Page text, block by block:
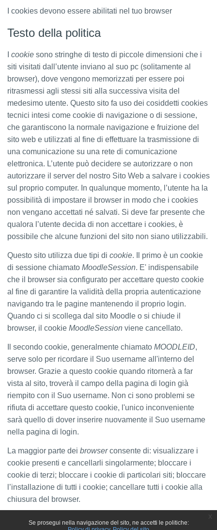
I cookies devono essere abilitati nel tuo browser
Testo della politica
cookie sono stringhe di testo di piccole dimensioni che i
siti visitati dall’utente inviano al suo pc (solitamente al
browser), dove vengono memorizzati per essere poi
ritrasmessi agli stessi siti alla successiva visita del
medesimo utente. Questo sito fa uso dei cosiddetti cookies
tecnici intesi come cookie di navigazione o di sessione,
che garantiscono la normale navigazione e fruizione del
sito web e utilizzati al fine di effettuare la trasmissione di
una comunicazione su una rete di comunicazione
elettronica. L’utente può decidere se autorizzare o non
autorizzare il server del nostro Sito Web a salvare i cookies
sul proprio computer. In qualunque momento, l’utente ha la
possibilità di impostare il browser in modo che i cookies
non vengano accettati né salvati. Si deve far presente che
qualora l’utente decida di non accettare i cookies, è
possibile che alcune funzioni del sito non siano utilizzabili.
Questo sito utilizza due tipi di cookie. Il primo è un cookie
di sessione chiamato MoodleSession. E' indispensabile
che il browser sia configurato per accettare questo cookie
al fine di garantire la validità della propria autenticazione
navigando tra le pagine mantenendo il proprio login.
Quando ci si scollega dal sito Moodle o si chiude il
browser, il cookie MoodleSession viene cancellato.
Il secondo cookie, generalmente chiamato MOODLEID,
serve solo per ricordare il Suo username all'interno del
browser. Grazie a questo cookie quando ritornerà a far
vista al sito, troverà il campo della pagina di login già
riempito con il Suo username. Non ci sono problemi se
rifiuta di accettare questo cookie, l'unico inconveniente
sarà quello di dover inserire nuovamente il Suo username
nella pagina di login.
La maggior parte dei browserconsente di: visualizzare i
cookie presenti e cancellarli singolarmente; bloccare i
cookie di terzi; bloccare i cookie di particolari siti; bloccare
l’installazione di tutti i cookie; cancellare tutti i cookie alla
chiusura del browser.
Se prosegui nella navigazione del sito, ne accetti le politiche: